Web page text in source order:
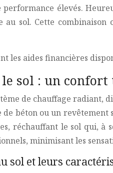
élevés.
au sol. Cette
les aides financières
sol : un
de chauffage radiant,
de béton ou un
réchauffant le sol qui,
minimisant les
sol et leurs